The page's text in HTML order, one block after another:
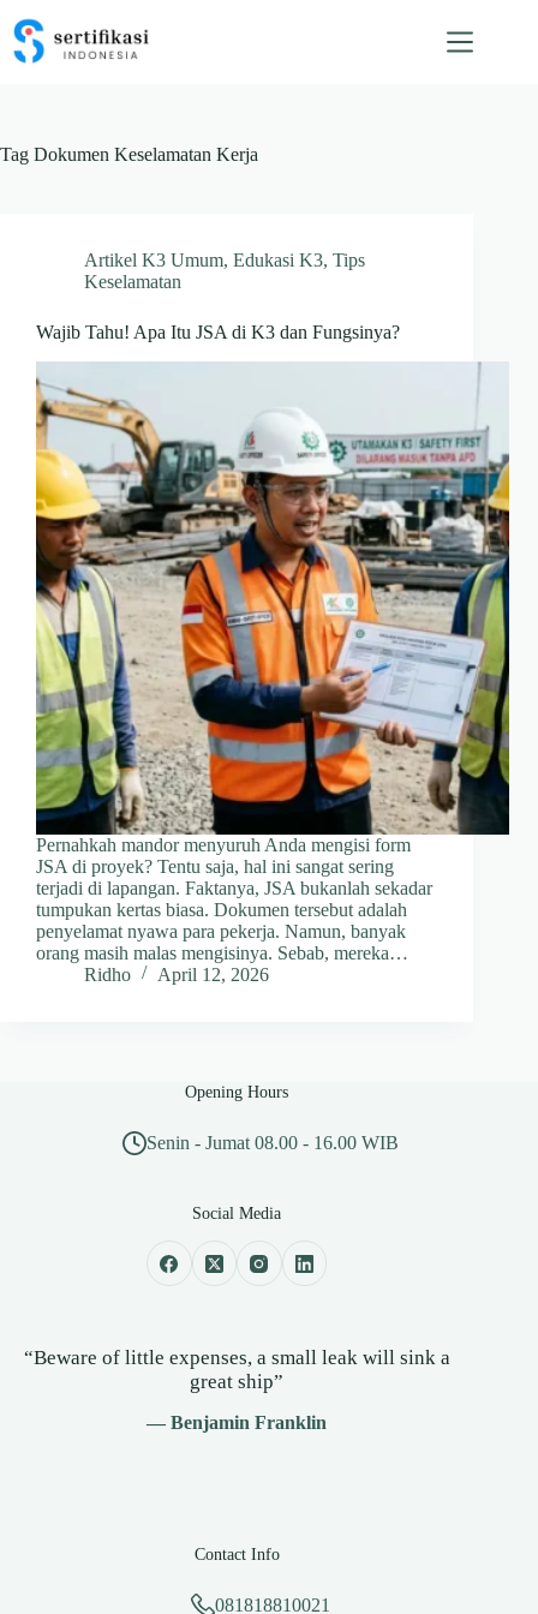
content
Tag Dokumen Keselamatan Kerja
Artikel K3 Umum, Edukasi K3, Tips
Keselamatan
Wajib Tahu! Apa Itu JSA di K3 dan Fungsinya?
Pernahkah mandor menyuruh Anda mengisi form
JSA di proyek? Tentu saja, hal ini sangat sering
terjadi di lapangan. Faktanya, JSA bukanlah sekadar
tumpukan kertas biasa. Dokumen tersebut adalah
penyelamat nyawa para pekerja. Namun, banyak
orang masih malas mengisinya. Sebab, mereka…
Ridho
April 12, 2026
Opening Hours
Senin - Jumat 08.00 - 16.00 WIB
Social Media
“Beware of little expenses, a small leak will sink a
great ship”
— Benjamin Franklin
Contact Info
081818810021